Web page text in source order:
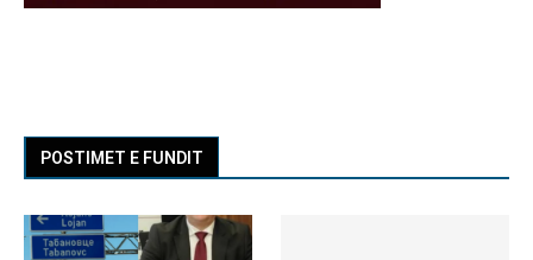
POSTIMET E FUNDIT